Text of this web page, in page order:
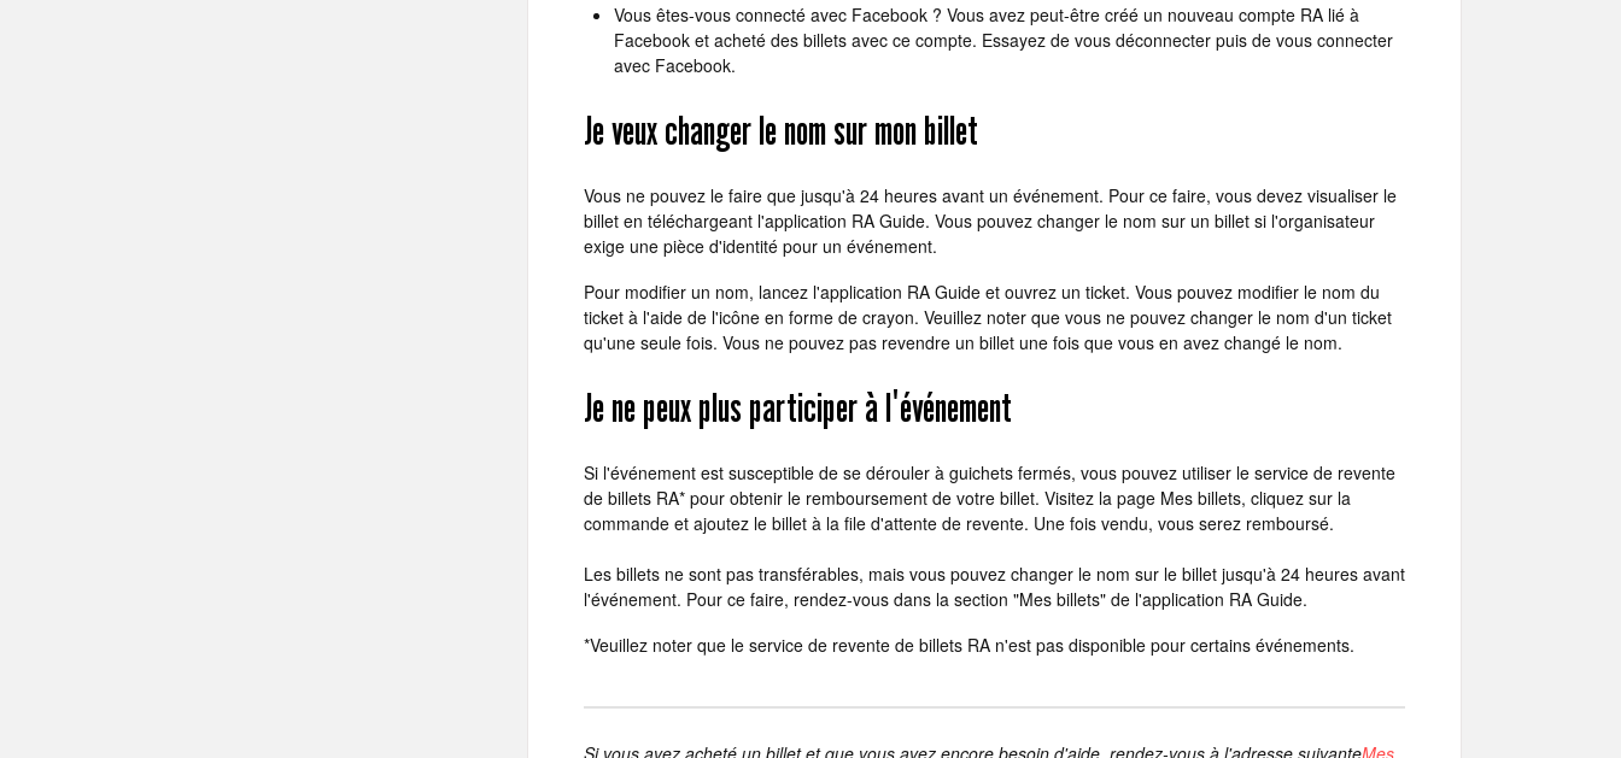
Vous êtes-vous connecté avec Facebook ? Vous avez peut-être créé un nouveau compte RA lié à
Facebook et acheté des billets avec ce compte. Essayez de vous déconnecter puis de vous connecter
avec Facebook.
Je veux changer le nom sur mon billet
Vous ne pouvez le faire que jusqu'à 24 heures avant un événement. Pour ce faire, vous devez visualiser le
billet en téléchargeant l'application RA Guide. Vous pouvez changer le nom sur un billet si l'organisateur
exige une pièce d'identité pour un événement.
Pour modifier un nom, lancez l'application RA Guide et ouvrez un ticket. Vous pouvez modifier le nom du
ticket à l'aide de l'icône en forme de crayon. Veuillez noter que vous ne pouvez changer le nom d'un ticket
qu'une seule fois. Vous ne pouvez pas revendre un billet une fois que vous en avez changé le nom.
Je ne peux plus participer à l'événement
Si l'événement est susceptible de se dérouler à guichets fermés, vous pouvez utiliser le service de revente
de billets RA* pour obtenir le remboursement de votre billet. Visitez la page Mes billets, cliquez sur la
commande et ajoutez le billet à la file d'attente de revente. Une fois vendu, vous serez remboursé.
Les billets ne sont pas transférables, mais vous pouvez changer le nom sur le billet jusqu'à 24 heures avant
l'événement. Pour ce faire, rendez-vous dans la section "Mes billets" de l'application RA Guide.
*Veuillez noter que le service de revente de billets RA n'est pas disponible pour certains événements.